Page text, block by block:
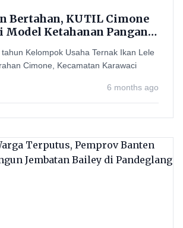
Bertahan, KUTIL Cimone
Model Ketahanan Pangan
Kelompok Usaha Ternak Ikan Lele
Cimone, Kecamatan Karawaci
6 months ago